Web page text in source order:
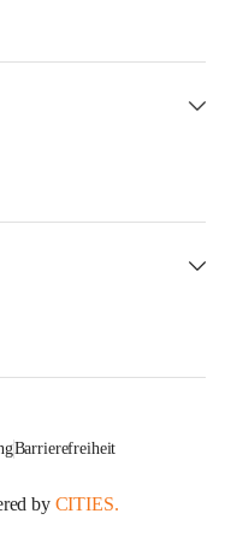
Barrierefreiheit
by CITIES.